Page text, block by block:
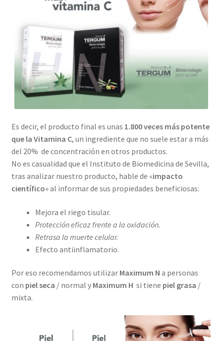
Es decir, el producto final es unas 1.800 veces más potente
que la Vitamina C, un ingrediente que no suele estar a más
del 20% de concentración en otros productos.
No es casualidad que el Instituto de Biomedicina de Sevilla,
tras analizar nuestro producto, hable de «impacto
científico» al informar de sus propiedades beneficiosas:
Mejora el riego tisular.
Protección eficaz frente a la oxidación.
Retrasa la muerte celular.
Efecto antiinflamatorio.
Por eso recomendamos utilizar Maximum N a personas
con piel seca / normal y Maximum H si tiene piel grasa /
mixta.